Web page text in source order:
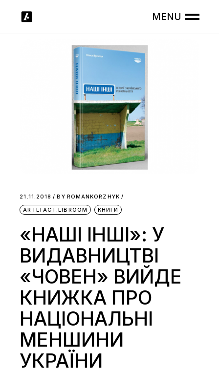
21.11.2018 BY ROMANKORZHYK
ARTEFACT.LIBROOM
КНИГИ
«НАШІ ІНШІ»: У
ВИДАВНИЦТВІ
«ЧОВЕН» ВИЙДЕ
КНИЖКА ПРО
НАЦІОНАЛЬНІ
МЕНШИНИ
УКРАЇНИ